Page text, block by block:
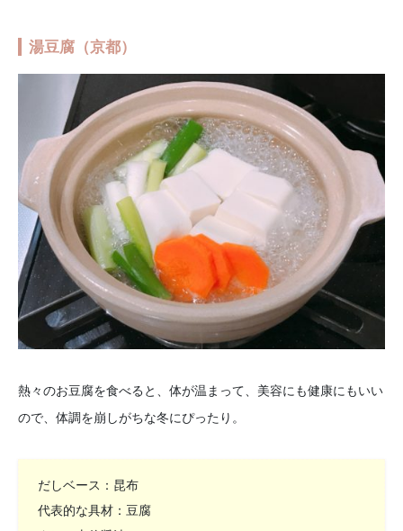
湯豆腐（京都）
熱々のお豆腐を食べると、体が温まって、美容にも健康にもいい
ので、体調を崩しがちな冬にぴったり。
だしベース：昆布
代表的な具材：豆腐